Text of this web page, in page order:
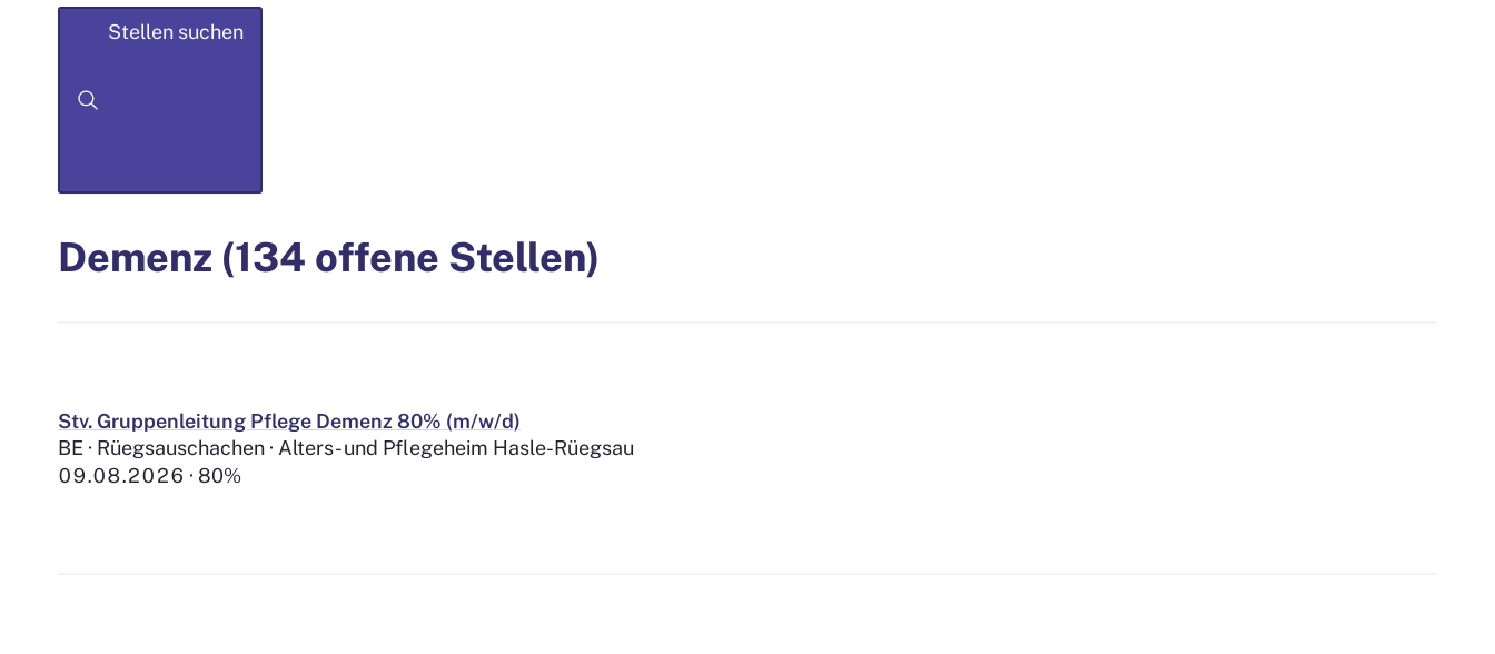
Stellen suchen
Demenz (134 offene Stellen)
Stv. Gruppenleitung Pflege Demenz 80% (m/w/d)
BE · Rüegsauschachen · Alters- und Pflegeheim Hasle-Rüegsau
09.08.2026
80%